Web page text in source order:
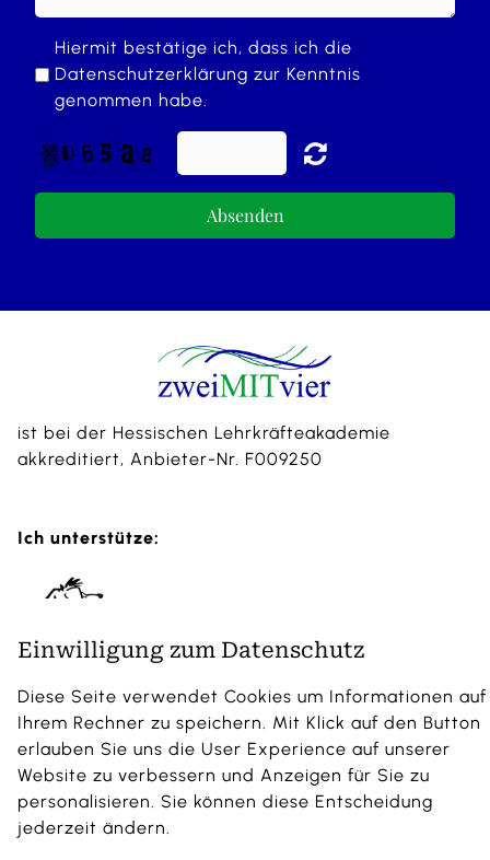
Hiermit bestätige ich, dass ich die
Datenschutzerklärung zur Kenntnis
genommen habe.
Absenden
ist bei der Hessischen Lehrkräfteakademie
akkreditiert, Anbieter-Nr. F009250
Ich unterstütze:
Impressum |Datenschutz
Einwilligung zum Datenschutz
Diese Seite verwendet Cookies um Informationen auf
Ihrem Rechner zu speichern. Mit Klick auf den Button
erlauben Sie uns die User Experience auf unserer
Website zu verbessern und Anzeigen für Sie zu
personalisieren. Sie können diese Entscheidung
jederzeit ändern.